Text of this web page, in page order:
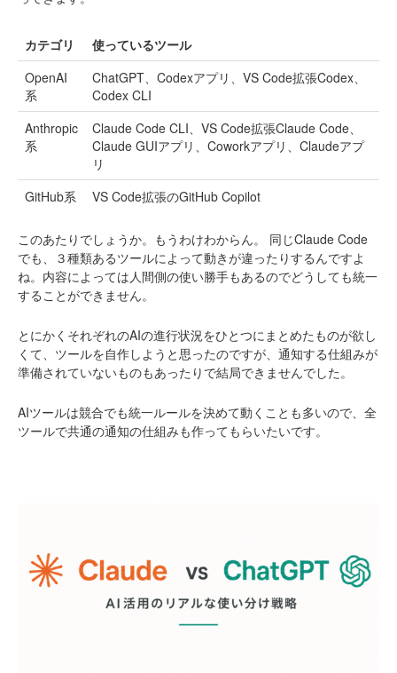
カテゴリ
使っているツール
OpenAI
系
ChatGPT、Codexアプリ、VS Code拡張Codex、
Codex CLI
Anthropic
系
Claude Code CLI、VS Code拡張Claude Code、
Claude GUIアプリ、Coworkアプリ、Claudeアプ
リ
GitHub系
VS Code拡張のGitHub Copilot
このあたりでしょうか。もうわけわからん。
同じClaude Code
でも、３種類あるツールによって動きが違ったりするんですよ
ね。内容によっては人間側の使い勝手もあるのでどうしても統一
することができません。
とにかくそれぞれのAIの進行状況をひとつにまとめたものが欲し
くて、ツールを自作しようと思ったのですが、通知する仕組みが
準備されていないものもあったりで結局できませんでした。
AIツールは競合でも統一ルールを決めて動くことも多いので、全
ツールで共通の通知の仕組みも作ってもらいたいです。